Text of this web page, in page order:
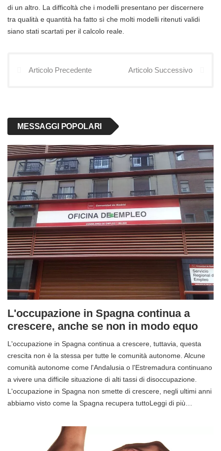
di un altro. La difficoltà che i modelli presentano per discernere
tra qualità e quantità ha fatto sì che molti modelli ritenuti validi
siano stati scartati per il calcolo reale.
Articolo Precedente Articolo Successivo
MESSAGGI POPOLARI
L'occupazione in Spagna continua a
crescere, anche se non in modo equo
L'occupazione in Spagna continua a crescere, tuttavia, questa
crescita non è la stessa per tutte le comunità autonome. Alcune
comunità autonome come l'Andalusia o l'Estremadura continuano
a vivere una difficile situazione di alti tassi di disoccupazione.
L'occupazione in Spagna non smette di crescere, negli ultimi anni
abbiamo visto come la Spagna recupera tuttoLeggi di più…